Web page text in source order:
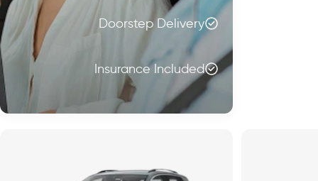
Doorstep Delivery
Insurance Included